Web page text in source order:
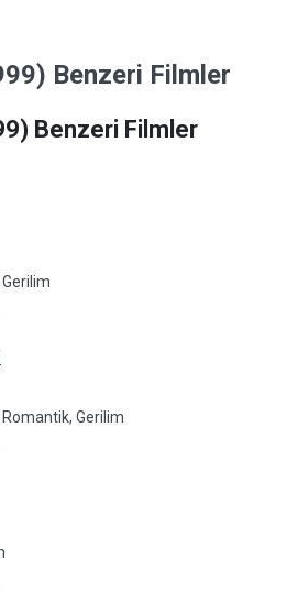
Benzeri Filmler
Benzeri Filmler
Gerilim